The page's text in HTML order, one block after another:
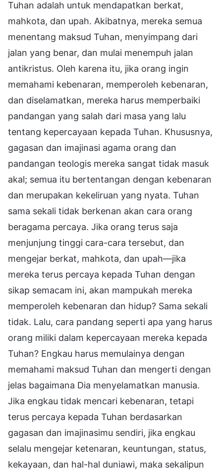
Tuhan adalah untuk mendapatkan berkat,
mahkota, dan upah. Akibatnya, mereka semua
menentang maksud Tuhan, menyimpang dari
jalan yang benar, dan mulai menempuh jalan
antikristus. Oleh karena itu, jika orang ingin
memahami kebenaran, memperoleh kebenaran,
dan diselamatkan, mereka harus memperbaiki
pandangan yang salah dari masa yang lalu
tentang kepercayaan kepada Tuhan. Khususnya,
gagasan dan imajinasi agama orang dan
pandangan teologis mereka sangat tidak masuk
akal; semua itu bertentangan dengan kebenaran
dan merupakan kekeliruan yang nyata. Tuhan
sama sekali tidak berkenan akan cara orang
beragama percaya. Jika orang terus saja
menjunjung tinggi cara-cara tersebut, dan
mengejar berkat, mahkota, dan upah—jika
mereka terus percaya kepada Tuhan dengan
sikap semacam ini, akan mampukah mereka
memperoleh kebenaran dan hidup? Sama sekali
tidak. Lalu, cara pandang seperti apa yang harus
orang miliki dalam kepercayaan mereka kepada
Tuhan? Engkau harus memulainya dengan
memahami maksud Tuhan dan mengerti dengan
jelas bagaimana Dia menyelamatkan manusia.
Jika engkau tidak mencari kebenaran, tetapi
terus percaya kepada Tuhan berdasarkan
gagasan dan imajinasimu sendiri, jika engkau
selalu mengejar ketenaran, keuntungan, status,
kekayaan, dan hal-hal duniawi, maka sekalipun